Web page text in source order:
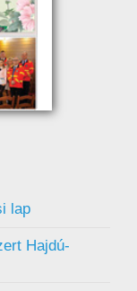
lap
Hajdú-